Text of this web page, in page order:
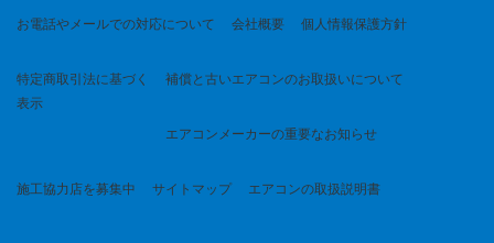
お電話やメールでの対応について 会社概要 個人情報保護方針
特定商取引法に基づく
表示
補償と古いエアコンのお取扱いについて
エアコンメーカーの重要なお知らせ
施工協力店を募集中 サイトマップ エアコンの取扱説明書